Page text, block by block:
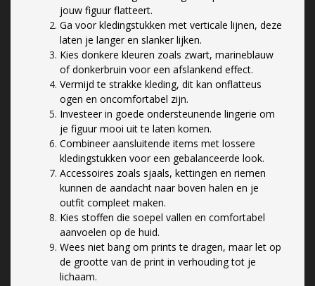
jouw figuur flatteert.
Ga voor kledingstukken met verticale lijnen, deze
laten je langer en slanker lijken.
Kies donkere kleuren zoals zwart, marineblauw
of donkerbruin voor een afslankend effect.
Vermijd te strakke kleding, dit kan onflatteus
ogen en oncomfortabel zijn.
Investeer in goede ondersteunende lingerie om
je figuur mooi uit te laten komen.
Combineer aansluitende items met lossere
kledingstukken voor een gebalanceerde look.
Accessoires zoals sjaals, kettingen en riemen
kunnen de aandacht naar boven halen en je
outfit compleet maken.
Kies stoffen die soepel vallen en comfortabel
aanvoelen op de huid.
Wees niet bang om prints te dragen, maar let op
de grootte van de print in verhouding tot je
lichaam.